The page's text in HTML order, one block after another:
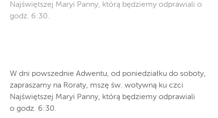
Najświętszej Maryi Panny, którą będziemy odprawiali o
godz. 6:30.
W dni powszednie Adwentu, od poniedziałku do soboty,
zapraszamy na Roraty, mszę św. wotywną ku czci
Najświętszej Maryi Panny, którą będziemy odprawiali
o godz. 6:30.